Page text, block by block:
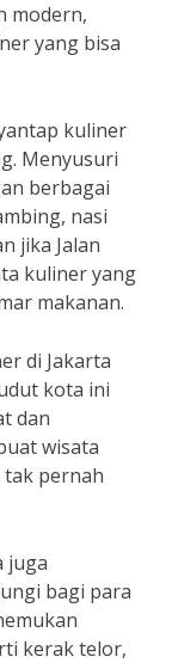
modern,
yang bisa
kuliner
Menyusuri
berbagai
nasi
jika Jalan
kuliner yang
makanan.
di Jakarta
kota ini
dan
wisata
tak pernah
juga
bagi para
kerak telor,